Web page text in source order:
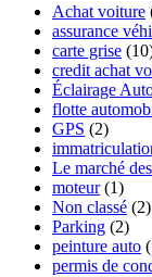
Achat voiture
assurance
carte grise
credit achat
Éclairage
flotte
GPS (2)
Le marché
moteur(1)
Non classé (2)
Parking (2)
peinture auto
permis de